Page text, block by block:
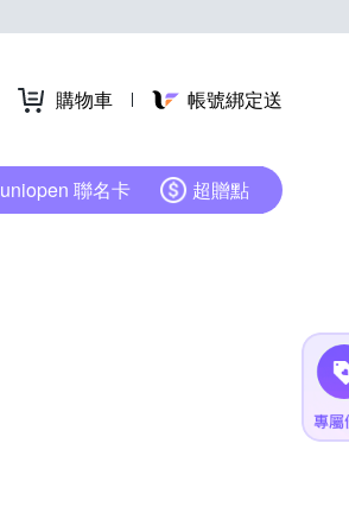
購物車 帳號綁定送
uniopen 聯名卡 超贈點